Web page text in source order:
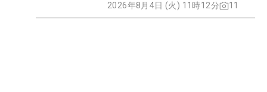
2026年8月4日 (火) 11時12分 11